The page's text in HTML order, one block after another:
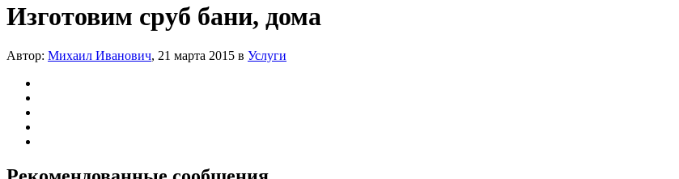
Изготовим сруб бани, дома
Автор: Михаил Иванович, 21 марта 2015 в Услуги